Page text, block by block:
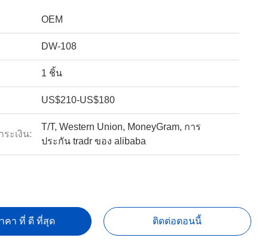
OEM
DW-108
1 ชิ้น
US$210-US$180
ระเงิน:
T/T, Western Union, MoneyGram, การ
ประกัน tradr ของ alibaba
คา ที่ ดี ที่สุด ติดต่อตอนนี้